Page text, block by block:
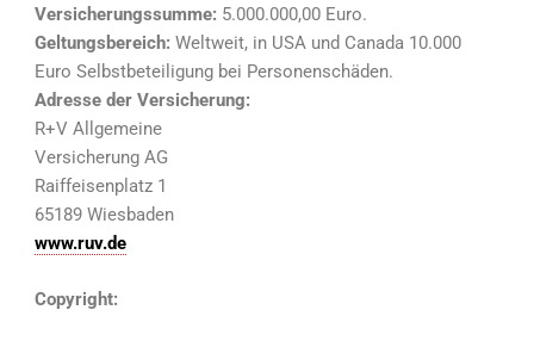
Versicherungssumme: 5.000.000,00 Euro.
Geltungsbereich: Weltweit, in USA und Canada 10.000
Euro Selbstbeteiligung bei Personenschäden.
Adresse der Versicherung:
R+V Allgemeine
Versicherung AG
Raiffeisenplatz 1
65189 Wiesbaden
www.ruv.de
Copyright: